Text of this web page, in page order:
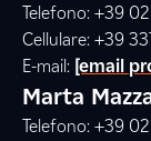
Telefono: +39
Cellulare: +39
E-mail: [email
Marta
Telefono: +39